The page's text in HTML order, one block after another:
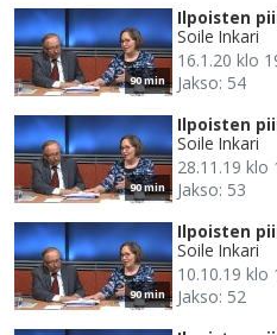
90 min
Ilpoisten
Soile Inkari
16.1.20 klo
Jakso: 54
90 min
Ilpoisten
Soile Inkari
28.11.19 klo
Jakso: 53
90 min
Ilpoisten
Soile Inkari
10.10.19 klo
Jakso: 52